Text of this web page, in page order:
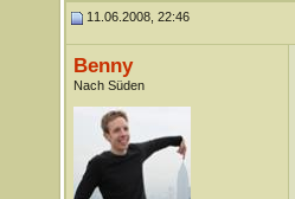
11.06.2008, 22:46
Benny
Nach Süden